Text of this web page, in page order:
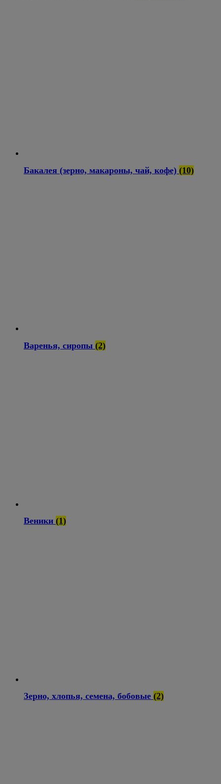
Бакалея (зерно, макароны, чай, кофе) (10)
Варенья, сиропы (2)
Веники (1)
Зерно, хлопья, семена, бобовые (2)